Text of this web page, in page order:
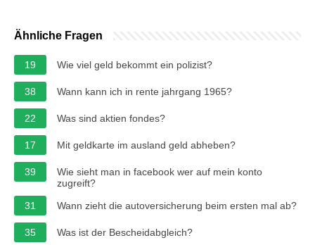
Ähnliche Fragen
19 Wie viel geld bekommt ein polizist?
38 Wann kann ich in rente jahrgang 1965?
22 Was sind aktien fondes?
17 Mit geldkarte im ausland geld abheben?
39
Wie sieht man in facebook wer auf mein konto
zugreift?
31
Wann zieht die autoversicherung beim ersten mal ab?
35 Was ist der Bescheidabgleich?